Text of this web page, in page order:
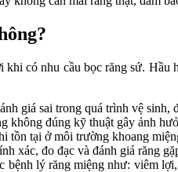
khi có nhu cầu bọc răng sứ.
giá sai trong quá trình vệ sinh,
không đúng kỹ thuật gây ảnh
tồn tại ở môi trường khoang
xác, đo đạc và đánh giá răng
bệnh lý răng miệng như: viêm